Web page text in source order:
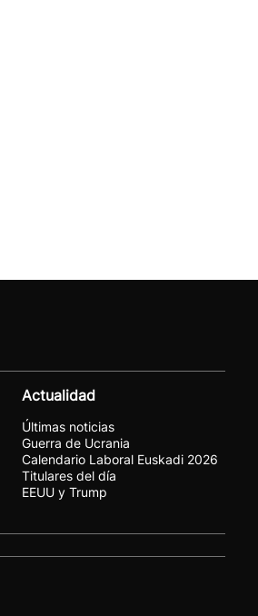
Actualidad
Últimas noticias
Guerra de Ucrania
Calendario Laboral Euskadi 2026
Titulares del día
EEUU y Trump